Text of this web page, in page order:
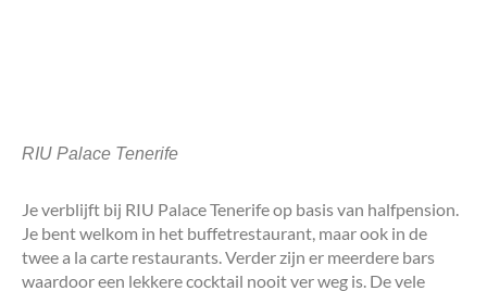
RIU Palace Tenerife
Je verblijft bij RIU Palace Tenerife op basis van halfpension.
Je bent welkom in het buffetrestaurant, maar ook in de
twee a la carte restaurants. Verder zijn er meerdere bars
waardoor een lekkere cocktail nooit ver weg is. De vele